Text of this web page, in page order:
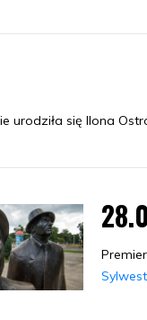
urodziła się Ilona